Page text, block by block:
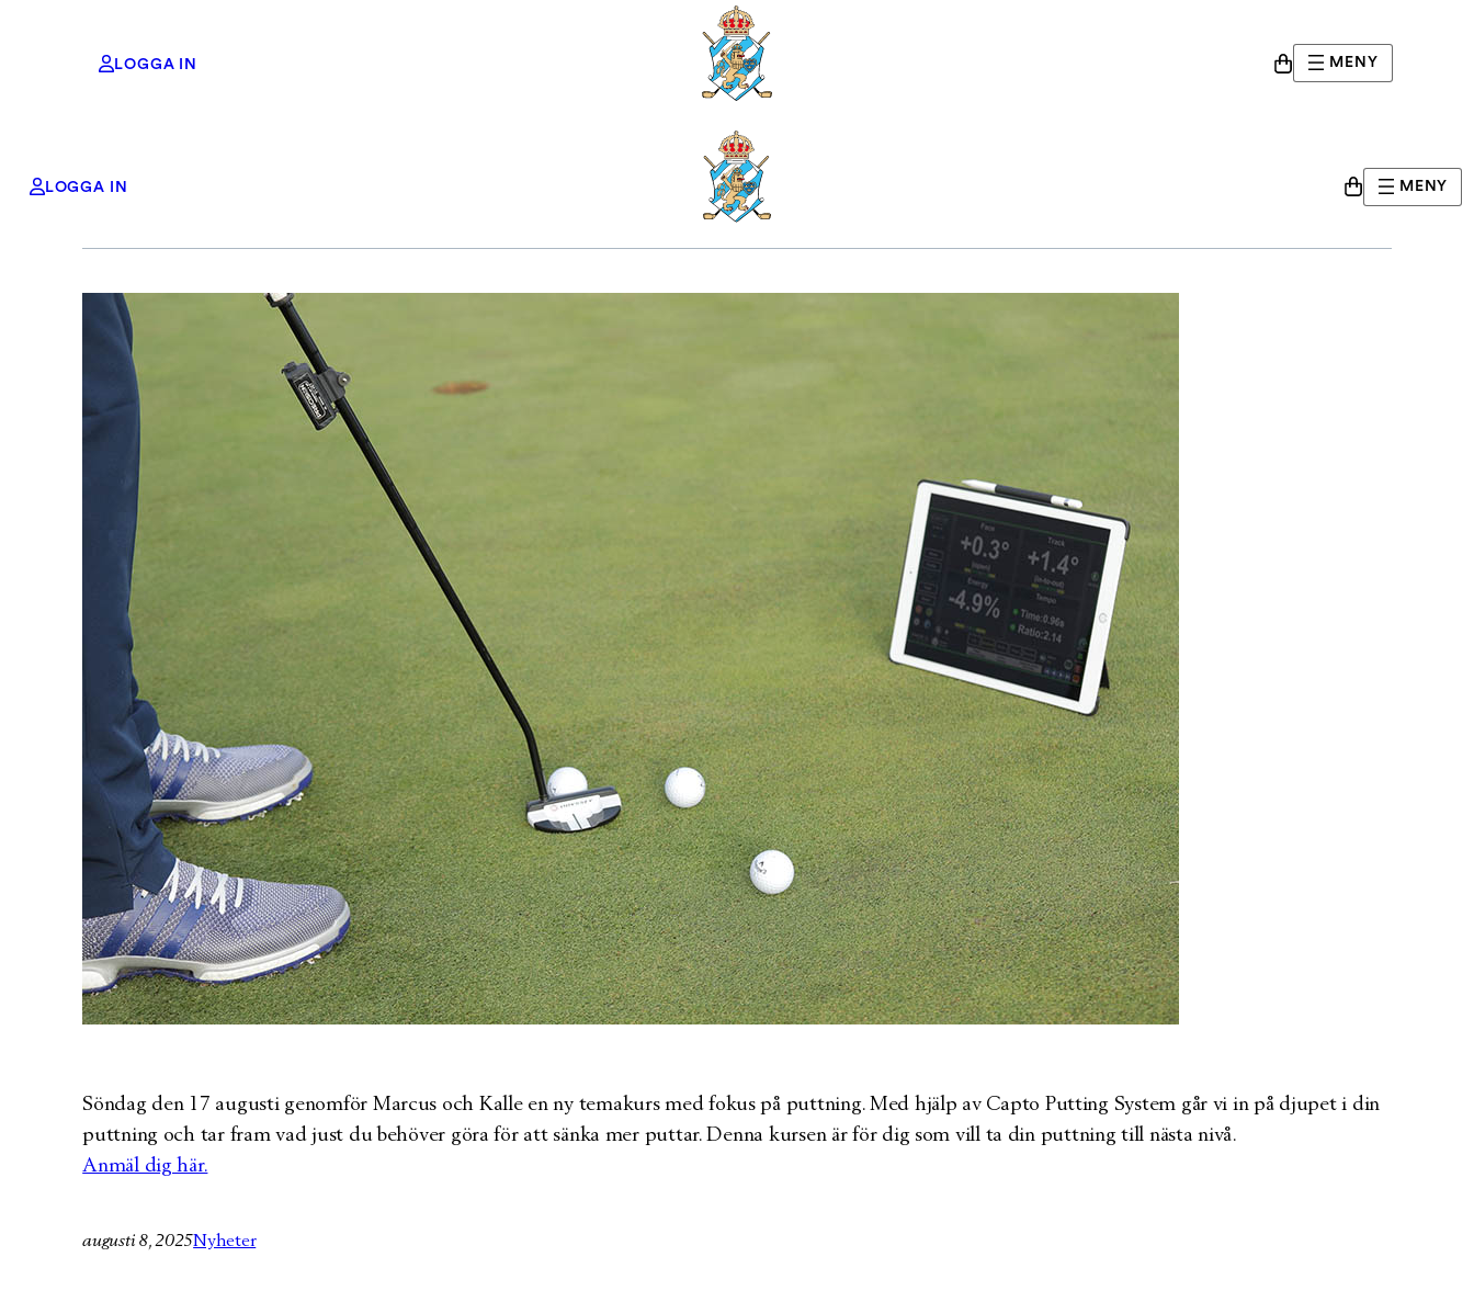
till
LOGGA IN MENY
LOGGA IN MENY
Ta din puttning till nästa nivå
Söndag den 17 augusti genomför Marcus och Kalle en ny temakurs med fokus på puttning. Med hjälp av Capto Putting System går vi in på djupet i din
puttning och tar fram vad just du behöver göra för att sänka mer puttar. Denna kursen är för dig som vill ta din puttning till nästa nivå.
Anmäl dig här.
augusti 8, 2025Nyheter